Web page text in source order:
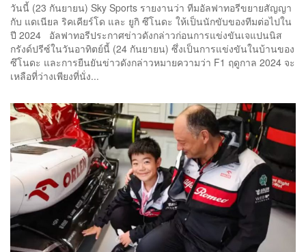
วันนี้ (23 กันยายน) Sky Sports รายงานว่า ทีมอัลฟาทอรีขยายสัญญา
กับ แดเนียล ริคเคียร์โด และ ยูกิ ซึโนดะ ให้เป็นนักขับของทีมต่อไปใน
ปี 2024 อัลฟาทอรีประกาศข่าวดังกล่าวก่อนการแข่งขันเจแปนนิส
กรังด์ปรีซ์ในวันอาทิตย์นี้ (24 กันยายน) ซึ่งเป็นการแข่งขันในบ้านของ
ซึโนดะ และการยืนยันข่าวดังกล่าวหมายความว่า F1 ฤดูกาล 2024 จะ
เหลือที่ว่างเพียงที่นั่ง...